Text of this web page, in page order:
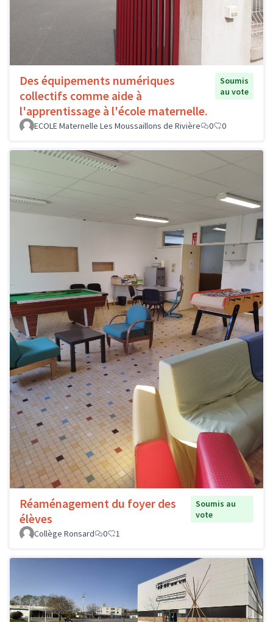
Des équipements numériques
collectifs comme aide à
l'apprentissage à l'école maternelle.
Soumis
au vote
ECOLE Maternelle Les Moussaillons de Rivière 0 0
Réaménagement du foyer des
élèves
Soumis au
vote
Collège Ronsard
0 1